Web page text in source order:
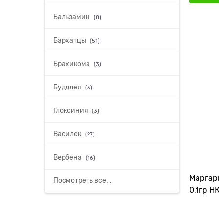
Бальзамин (8)
Бархатцы (51)
Брахикома (3)
Буддлея (3)
Глоксиния (3)
Василек (27)
Вербена (16)
Посмотреть все...
0,1гр НК